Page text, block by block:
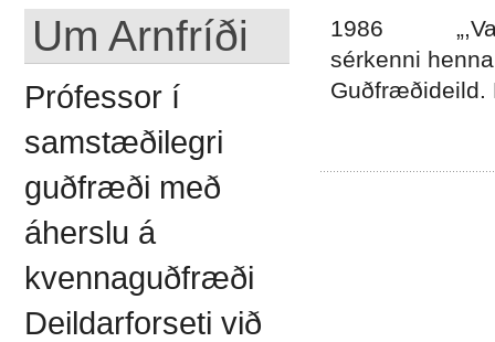
1986
sérkenni
Guðfræðideild.
Um Arnfríði
Prófessor í
samstæðilegri
guðfræði með
áherslu á
kvennaguðfræði
Deildarforseti við